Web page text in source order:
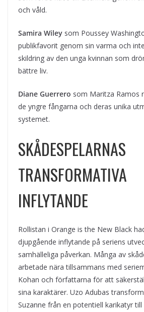
och våld.
Samira Wiley som Poussey
publikfavorit genom sin varma och
skildring av den unga kvinnan som
bättre liv.
Diane Guerrero som Maritza Ramos
de yngre fångarna och deras unika
systemet.
SKÅDESPELARNAS
TRANSFORMATIVA
INFLYTANDE
Rollistan i Orange is the New Black
djupgående inflytande på seriens
samhälleliga påverkan. Många av
arbetade nära tillsammans med
Kohan och författarna för att
sina karaktärer. Uzo Adubas
Suzanne från en potentiell karikatyr till